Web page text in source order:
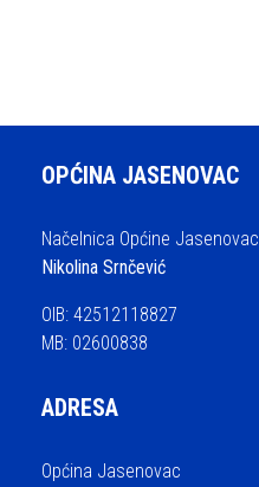
OPĆINA JASENOVAC
Načelnica Općine Jasenovac
Nikolina Srnčević
OIB: 42512118827
MB: 02600838
ADRESA
Općina Jasenovac